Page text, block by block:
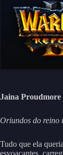
Jaina
Oriundos do reino
Tudo que ela
esvoaçantes,